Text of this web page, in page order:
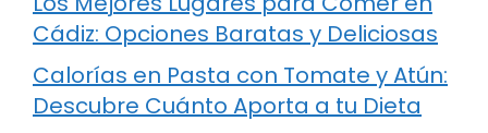
Cádiz: Opciones Baratas y Deliciosas
Calorías en Pasta con Tomate y Atún:
Descubre Cuánto Aporta a tu Dieta